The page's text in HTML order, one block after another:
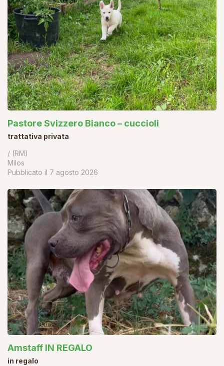
Pastore Svizzero Bianco – cuccioli
trattativa privata
/ (RM)
Milos
Pubblicato il 7 agosto 2026
Amstaff IN REGALO
in regalo